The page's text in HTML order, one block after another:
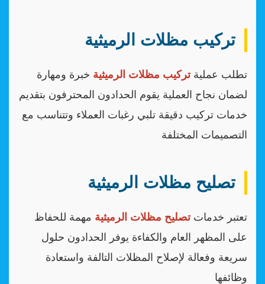
تركيب مظلات الرميثية
تطلب عمليةتركيب مظلات الرميثية خبرة ومهارة
لضمان نجاح العملية يقوم الحدادون المحترفون بتقديم
خدمات تركيب دقيقة تلبي رغبات العملاء وتتناسب مع
التصميمات المختلفة
تصليح مظلات الرميثية
تعتبر خدماتتصليح مظلات الرميثية مهمة للحفاظ
على المظهر العام والكفاءة يوفر الحدادون حلول
سريعة وفعالة لإصلاح المظلات التالفة واستعادة
وظائفها